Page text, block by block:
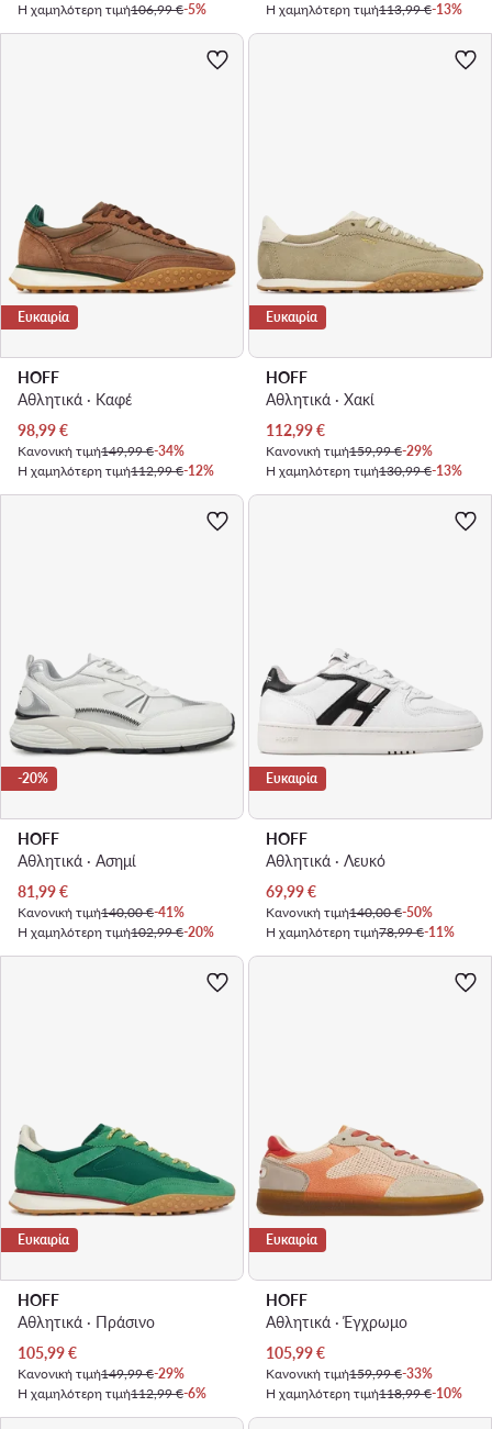
Η χαμηλότερη τιμή106,99 €-5%
Η χαμηλότερη τιμή113,99 €-13%
Ευκαιρία
HOFF
Αθλητικά · Καφέ
Τρέχουσα τιμή
98,99€
Κανονική τιμή149,99 €-34%
Η χαμηλότερη τιμή112,99 €-12%
Ευκαιρία
HOFF
Αθλητικά · Χακί
Τρέχουσα τιμή
112,99€
Κανονική τιμή159,99 €-29%
Η χαμηλότερη τιμή130,99 €-13%
-20%
HOFF
Αθλητικά · Ασημί
Τρέχουσα τιμή
81,99€
Κανονική τιμή140,00 €-41%
Η χαμηλότερη τιμή102,99 €-20%
Ευκαιρία
HOFF
Αθλητικά · Λευκό
Τρέχουσα τιμή
69,99€
Κανονική τιμή140,00 €-50%
Η χαμηλότερη τιμή78,99 €-11%
Ευκαιρία
HOFF
Αθλητικά · Πράσινο
Τρέχουσα τιμή
105,99€
Κανονική τιμή149,99 €-29%
Η χαμηλότερη τιμή112,99 €-6%
Ευκαιρία
HOFF
Αθλητικά · Έγχρωμο
Τρέχουσα τιμή
105,99€
Κανονική τιμή159,99 €-33%
Η χαμηλότερη τιμή118,99 €-10%